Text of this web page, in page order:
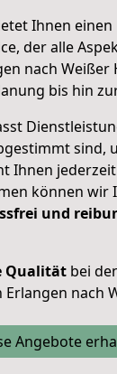
Ihnen einen
der alle
nach Weißer
bis hin
sind,
Ihnen
können wir
und
Qualität bei
nach
Angebote